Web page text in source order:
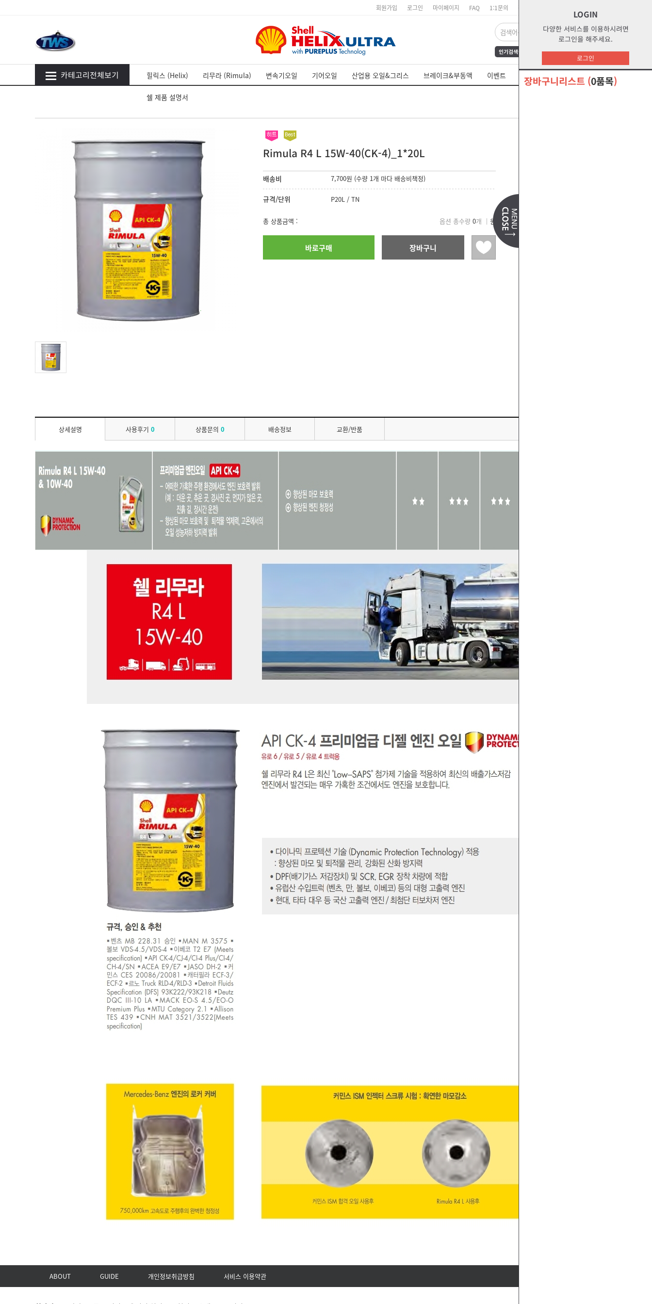
카테고리전체보기
LOGIN
다양한 서비스를 이용하시려면
로그인을 해주세요.
로그인
장바구니리스트 (0품목)
회원가입 로그인 마이페이지 FAQ 1:1문의 장바구니
인기검색어 FrAmE30 12
s1
water
부동액
s2g
glycol
오말라s2g
힐릭스 (Helix) 리무라 (Rimula) 변속기오일 기어오일 산업용 오일&그리스 브레이크&부동액 이벤트 쉘 제품 MSDS
쉘 제품 설명서
Rimula R4 L 15W-40(CK-4)_1*20L
배송비 7,700원 (수량 1개 마다 배송비책정)
규격/단위 P20L / TN
총 상품금액 : 옵션 총수량 0개 │ 원
상세설명 사용후기 0 상품문의 0 배송정보 교환/반품
ABOUT GUIDE 개인정보취급방침 서비스 이용약관